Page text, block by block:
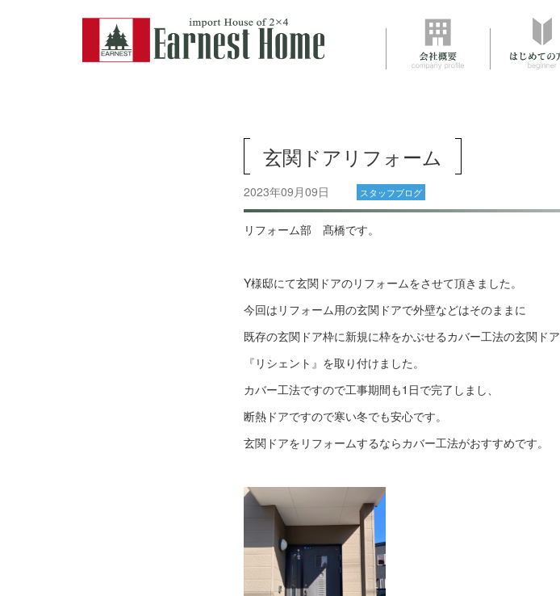
玄関ドアリフォーム
2023年09月09日 スタッフブログ
リフォーム部 髙橋です。
Y様邸にて玄関ドアのリフォームをさせて頂きました。
今回はリフォーム用の玄関ドアで外壁などはそのままに
既存の玄関ドア枠に新規に枠をかぶせるカバー工法の玄関ドア
『リシェント』を取り付けました。
カバー工法ですので工事期間も1日で完了しまし、
断熱ドアですので寒い冬でも安心です。
玄関ドアをリフォームするならカバー工法がおすすめです。